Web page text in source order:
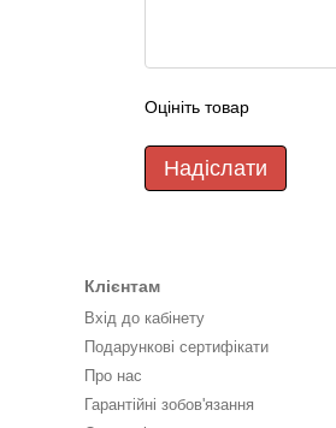
Оцініть товар
Надіслати
Клієнтам
Вхід до кабінету
Подарункові сертифікати
Про нас
Гарантійні зобов'язання